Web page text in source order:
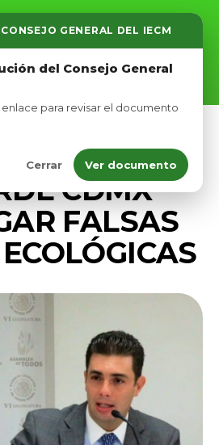
GENERAL DEL IECM
del Consejo General
para revisar el documento
Cerrar Ver documento
CDMX
FALSAS